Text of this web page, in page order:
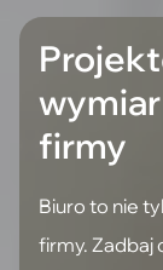
firmy
Biuro to nie
firmy. Zadbaj